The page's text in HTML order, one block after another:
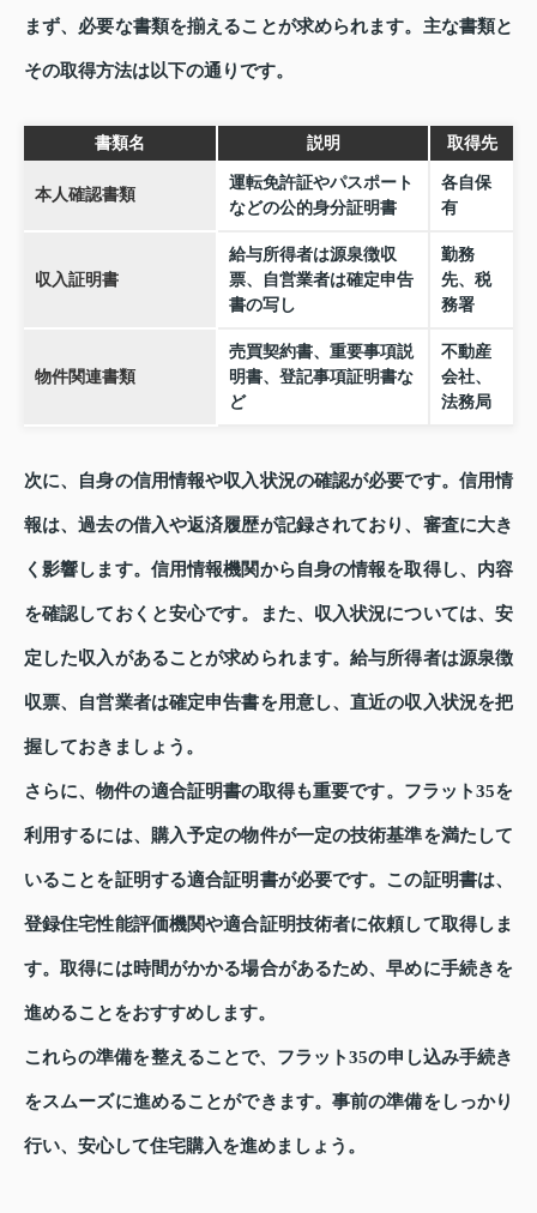
まず、必要な書類を揃えることが求められます。主な書類と
その取得方法は以下の通りです。
書類名 説明 取得先
本人確認書類
運転免許証やパスポート
などの公的身分証明書
各自保
有
収入証明書
給与所得者は源泉徴収
票、自営業者は確定申告
書の写し
勤務
先、税
務署
物件関連書類
売買契約書、重要事項説
明書、登記事項証明書な
ど
不動産
会社、
法務局
次に、自身の信用情報や収入状況の確認が必要です。信用情
報は、過去の借入や返済履歴が記録されており、審査に大き
く影響します。信用情報機関から自身の情報を取得し、内容
を確認しておくと安心です。また、収入状況については、安
定した収入があることが求められます。給与所得者は源泉徴
収票、自営業者は確定申告書を用意し、直近の収入状況を把
握しておきましょう。
さらに、物件の適合証明書の取得も重要です。フラット35を
利用するには、購入予定の物件が一定の技術基準を満たして
いることを証明する適合証明書が必要です。この証明書は、
登録住宅性能評価機関や適合証明技術者に依頼して取得しま
す。取得には時間がかかる場合があるため、早めに手続きを
進めることをおすすめします。
これらの準備を整えることで、フラット35の申し込み手続き
をスムーズに進めることができます。事前の準備をしっかり
行い、安心して住宅購入を進めましょう。